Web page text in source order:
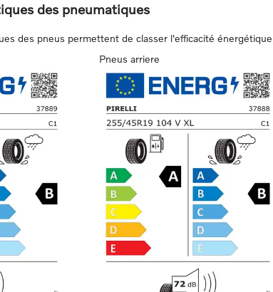
des pneumatiques
des pneus permettent de classer l'efficacité
Pneus arriere